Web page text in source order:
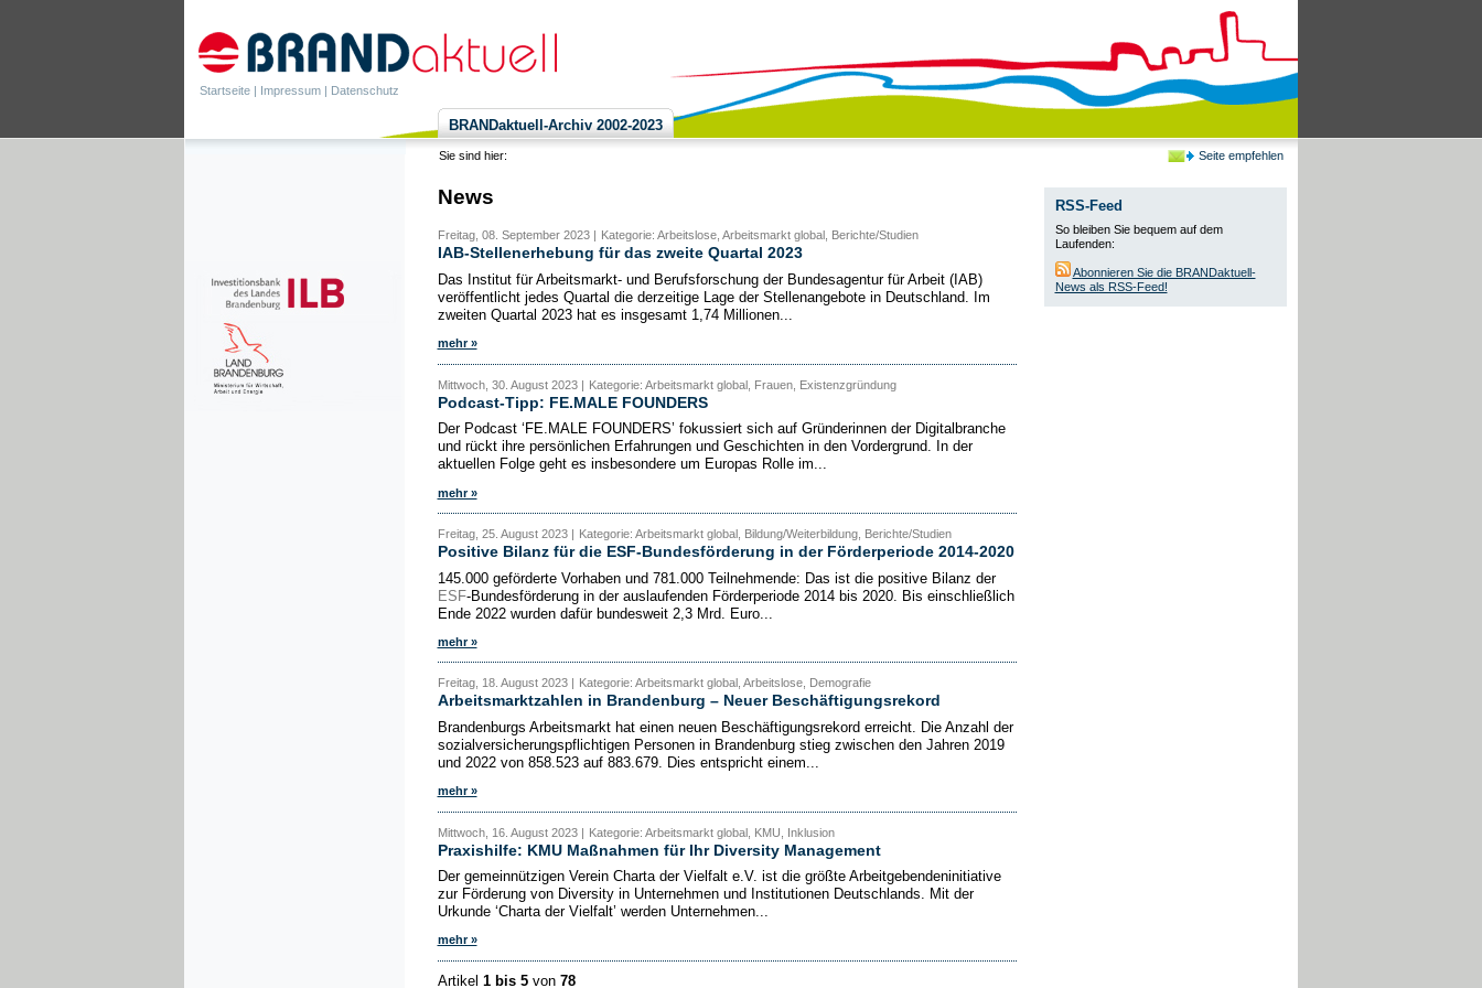
Startseite | Impressum | Datenschutz
Seite empfehlen
BRANDaktuell-Archiv 2002-2023
Sie sind hier:
News
Freitag, 08. September 2023 | Kategorie: Arbeitslose, Arbeitsmarkt global, Berichte/Studien
IAB-Stellenerhebung für das zweite Quartal 2023
Das Institut für Arbeitsmarkt- und Berufsforschung der Bundesagentur für Arbeit (IAB)
veröffentlicht jedes Quartal die derzeitige Lage der Stellenangebote in Deutschland. Im
zweiten Quartal 2023 hat es insgesamt 1,74 Millionen...
mehr »
Mittwoch, 30. August 2023 | Kategorie: Arbeitsmarkt global, Frauen, Existenzgründung
Podcast-Tipp: FE.MALE FOUNDERS
Der Podcast ‘FE.MALE FOUNDERS’ fokussiert sich auf Gründerinnen der Digitalbranche
und rückt ihre persönlichen Erfahrungen und Geschichten in den Vordergrund. In der
aktuellen Folge geht es insbesondere um Europas Rolle im...
mehr »
Freitag, 25. August 2023 | Kategorie: Arbeitsmarkt global, Bildung/Weiterbildung, Berichte/Studien
Positive Bilanz für die ESF-Bundesförderung in der Förderperiode 2014-2020
145.000 geförderte Vorhaben und 781.000 Teilnehmende: Das ist die positive Bilanz der
ESF-Bundesförderung in der auslaufenden Förderperiode 2014 bis 2020. Bis einschließlich
Ende 2022 wurden dafür bundesweit 2,3 Mrd. Euro...
mehr »
Freitag, 18. August 2023 | Kategorie: Arbeitsmarkt global, Arbeitslose, Demografie
Arbeitsmarktzahlen in Brandenburg – Neuer Beschäftigungsrekord
Brandenburgs Arbeitsmarkt hat einen neuen Beschäftigungsrekord erreicht. Die Anzahl der
sozialversicherungspflichtigen Personen in Brandenburg stieg zwischen den Jahren 2019
und 2022 von 858.523 auf 883.679. Dies entspricht einem...
mehr »
Mittwoch, 16. August 2023 | Kategorie: Arbeitsmarkt global, KMU, Inklusion
Praxishilfe: KMU Maßnahmen für Ihr Diversity Management
Der gemeinnützigen Verein Charta der Vielfalt e.V. ist die größte Arbeitgebendeninitiative
zur Förderung von Diversity in Unternehmen und Institutionen Deutschlands. Mit der
Urkunde ‘Charta der Vielfalt’ werden Unternehmen...
mehr »
Artikel 1 bis 5von 78
RSS-Feed
So bleiben Sie bequem auf dem
Laufenden:
Abonnieren Sie die BRANDaktuell-
News als RSS-Feed!